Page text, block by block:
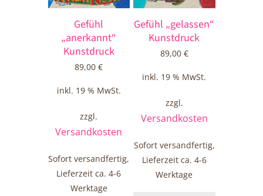
Gefühl
„anerkannt“
Kunstdruck
89,00€
inkl. 19 % MwSt.
zzgl.
Versandkosten
Sofort versandfertig,
Lieferzeit ca. 4-6
Werktage
Gefühl „gelassen“
Kunstdruck
89,00 €
inkl. 19 % MwSt.
zzgl.
Versandkosten
Sofort versandfertig,
Lieferzeit ca. 4-6
Werktage